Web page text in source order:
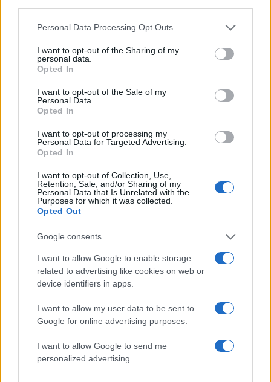
Please note that this website/app uses one or more Google
not limited to your visit or usage behaviour. You may click to
grant or deny consent to Google and its third-party tags to
use your data for below specified purposes in below Google
consent section.
Personal Data Processing Opt Outs
I want to opt-out of the Sharing of my
personal data.
Opted In
I want to opt-out of the Sale of my
Personal Data.
Opted In
I want to opt-out of processing my
Personal Data for Targeted Advertising.
Opted In
I want to opt-out of Collection, Use,
Retention, Sale, and/or Sharing of my
Personal Data that Is Unrelated with the
Purposes for which it was collected.
Opted Out
Google consents
I want to allow Google to enable storage
related to advertising like cookies on web or
device identifiers in apps.
I want to allow my user data to be sent to
Google for online advertising purposes.
I want to allow Google to send me
personalized advertising.
2000 /2000
Υποβολή σχολίου
Όροι Χρήσης. Το site προστατεύεται από reCAPTCHA, ισχύουν
Πολιτική Απορρήτου
Lifestyle
ΚΩΝΣΤΑΝΤΙΝΟΥΠΛΗ
ΠΑΝΟΣ ΚΑΤΣΑΡΙΔΗΣ
Ακολουθήστε το Νewsit.gr στοGoogle News
ενημερωθείτε πρώτοι για όλη την ειδησεογραφία και τα
τελευταία νέατης ημέρας
Ryanair: «Ένα κομμάτι του προσώπου του
επιβάτιδα που έσωσε τον Σέρβο όταν
έσπασε το παράθυρο του αεροπλάνου